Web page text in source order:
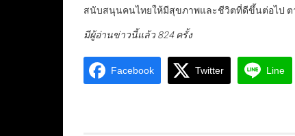
สนับสนุนคนไทยให้มีสุขภาพและชีวิตที่ดีขึ้นต่อไป ตา
มีผู้อ่านข่าวนี้แล้ว 824 ครั้ง
Facebook Twitter Line